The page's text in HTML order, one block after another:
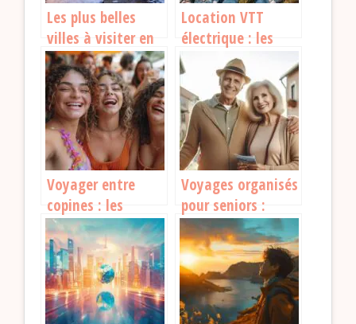
Les plus belles
villes à visiter en
France cet hiver
Location VTT
électrique : les
meilleures
destinations pour
une aventure
inoubliable
Voyager entre
copines : les
secrets pour des
voyages
inoubliables
Voyages organisés
pour seniors :
découvrez le
plaisir de voyager
autrement